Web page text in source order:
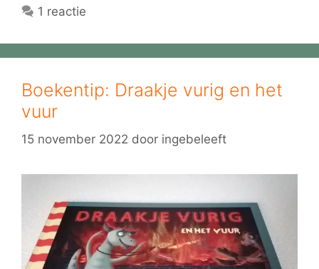
1 reactie
Boekentip: Draakje vurig en het
vuur
15 november 2022 door ingebeleeft